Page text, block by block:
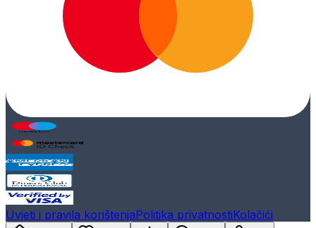
Uvjeti i pravila korištenjaPolitika privatnostiKolačići